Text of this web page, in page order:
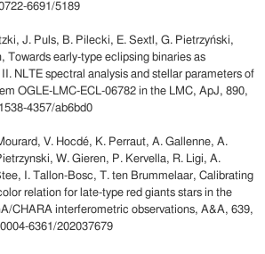
6691/5189
J. Puls, B. Pilecki, E. Sextl, G. Pietrzyński,
Towards early-type eclipsing binaries as
NLTE spectral analysis and stellar parameters of
OGLE-LMC-ECL-06782 in the LMC, ApJ, 890,
4357/ab6bd0
V. Hocdé, K. Perraut, A. Gallenne, A.
W. Gieren, P. Kervella, R. Ligi, A.
I. Tallon-Bosc, T. ten Brummelaar, Calibrating
relation for late-type red giants stars in the
CHARA interferometric observations, A&A, 639,
6361/202037679